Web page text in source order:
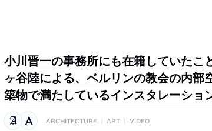
小川晋一の事務所にも在籍していたこ
ヶ谷陸による、ベルリンの教会の内部
築物で満たしているインスタレーショ
ARCHITECTURE | ART | VIDEO